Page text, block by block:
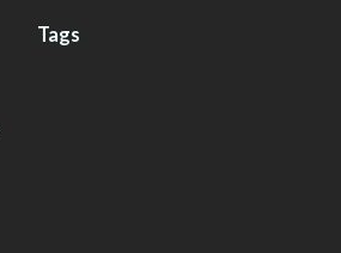
Tags